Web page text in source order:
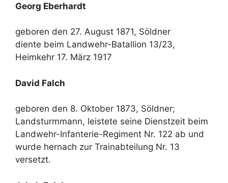
Georg Eberhardt
geboren den 27. August 1871, Söldner
diente beim Landwehr-Batallion 13/23,
Heimkehr 17. März 1917
David Falch
geboren den 8. Oktober 1873, Söldner;
Landsturmmann, leistete seine Dienstzeit beim
Landwehr-Infanterie-Regiment Nr. 122 ab und
wurde hernach zur Trainabteilung Nr. 13
versetzt.